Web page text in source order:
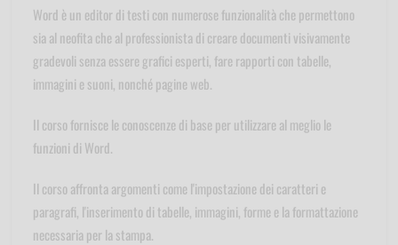
Word è un editor di testi con numerose funzionalità che permettono
sia al neofita che al professionista di creare documenti visivamente
gradevoli senza essere grafici esperti, fare rapporti con tabelle,
immagini e suoni, nonché pagine web.
Il corso fornisce le conoscenze di base per utilizzare al meglio le
funzioni di Word.
Il corso affronta argomenti come l'impostazione dei caratteri e
paragrafi, l'inserimento di tabelle, immagini, forme e la formattazione
necessaria per la stampa.